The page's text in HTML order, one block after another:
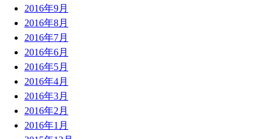
2016年9月
2016年8月
2016年7月
2016年6月
2016年5月
2016年4月
2016年3月
2016年2月
2016年1月